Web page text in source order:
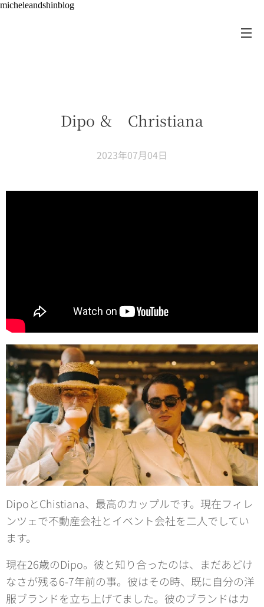
micheleandshinblog
Dipo ＆ Christiana
2023年07月04日
DipoとChistiana、最高のカップルです。現在フィレ
ンツェで不動産会社とイベント会社を二人でしてい
ます。
現在26歳のDipo。彼と知り合ったのは、まだあどけ
なさが残る6-7年前の事。彼はその時、既に自分の洋
服ブランドを立ち上げてました。彼のブランドはカ